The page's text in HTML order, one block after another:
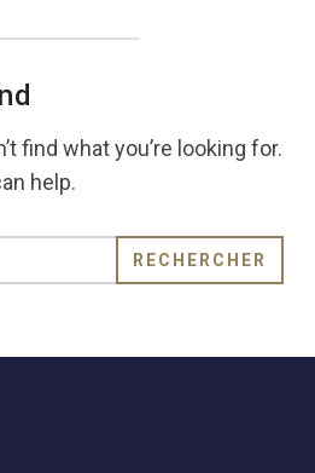
find what you’re looking for.
help.